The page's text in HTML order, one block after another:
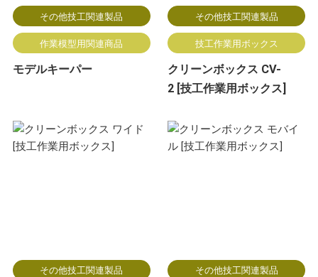
その他技工関連製品
作業模型用関連商品
モデルキーパー
その他技工関連製品
技工作業用ボックス
クリーンボックス CV-
2 [技工作業用ボックス]
その他技工関連製品 その他技工関連製品